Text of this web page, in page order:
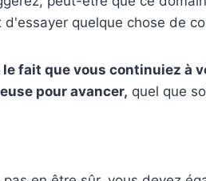
quelque chose de
le fait que vous continuiez à
pour avancer, quel que